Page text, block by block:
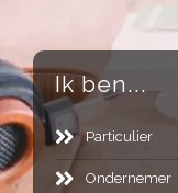
Ik ben...
Particulier
Ondernemer